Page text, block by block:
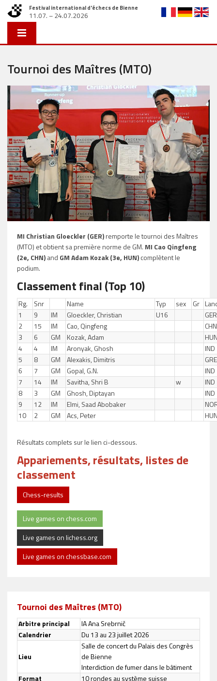
Festival international d'échecs de Bienne
11.07. – 24.07.2026
Tournoi des Maîtres (MTO)
MI Christian Gloeckler (GER)remporte le tournoi des Maîtres
(MTO) et obtient sa première norme de GM. MI Cao Qingfeng
(2e, CHN)and GM Adam Kozak (3e, HUN)complètent le
podium.
Classement final (Top 10)
Rg. Snr Name Typ sex Gr
1
9 IM Gloeckler, Christian U16
GER
2
15 IM Cao, Qingfeng
CHN
3
6 GM Kozak, Adam
4
4 IM Aronyak, Ghosh
IND
5
8 GM Alexakis, Dimitris
GRE
6
7 GM Gopal, G.N.
IND
7
14 IM Savitha, Shri B w
IND
8
3 GM Ghosh, Diptayan
IND
9
12 IM Elmi, Saad Abobaker
10
2 GM Acs, Peter
Résultats complets sur le lien ci-dessous.
Appariements, résultats, listes de
classement
Chess-results
Live games on chess.com
Live games on lichess.org
Live games on chessbase.com
Tournoi des Maîtres (MTO)
Arbitre principal
IA Ana Srebrnič
Calendrier
Du 13 au 23 juillet 2026
Lieu
Salle de concert du Palais des Congrès
de Bienne
Interdiction de fumer dans le bâtiment
Format
10 rondes au système suisse